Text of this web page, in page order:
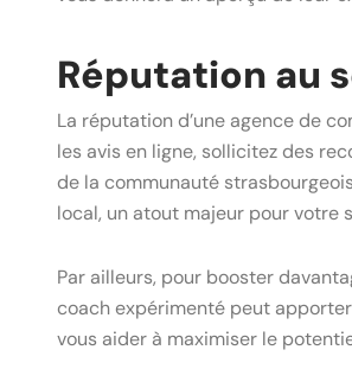
Réputation au
La réputation d’une agence de
les avis en ligne, sollicitez des
de la communauté
local, un atout majeur pour votre
Par ailleurs, pour booster
coach expérimenté peut
vous aider à maximiser le